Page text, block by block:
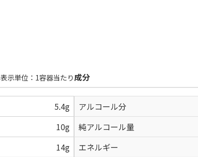
表示単位：1容器当たり
5.4g
10g
14g
成分
アルコール分
純アルコール量
エネルギー